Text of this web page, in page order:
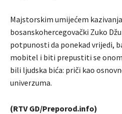
Majstorskim umijećem
bosanskohercegovački Zuko
potpunosti da ponekad vrijedi,
mobitel i biti prepustiti se
bili ljudska bića: priči kao
univerzuma.
(RTV GD/Preporod.info)